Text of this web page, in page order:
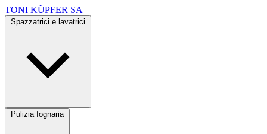
TONI KÜPFER SA
Pulizia fognaria